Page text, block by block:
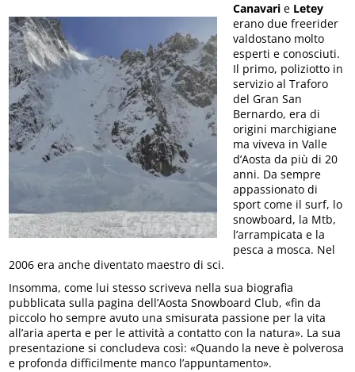
Canavari e Letey
erano due freerider
valdostano molto
esperti e conosciuti.
Il primo, poliziotto in
servizio al Traforo
del Gran San
Bernardo, era di
origini marchigiane
ma viveva in Valle
d’Aosta da più di 20
anni. Da sempre
appassionato di
sport come il surf, lo
snowboard, la Mtb,
l’arrampicata e la
pesca a mosca. Nel
2006 era anche diventato maestro di sci.
Insomma, come lui stesso scriveva nella sua biografia
pubblicata sulla pagina dell’Aosta Snowboard Club, «fin da
piccolo ho sempre avuto una smisurata passione per la vita
all’aria aperta e per le attività a contatto con la natura». La sua
presentazione si concludeva così: «Quando la neve è polverosa
e profonda difficilmente manco l’appuntamento».